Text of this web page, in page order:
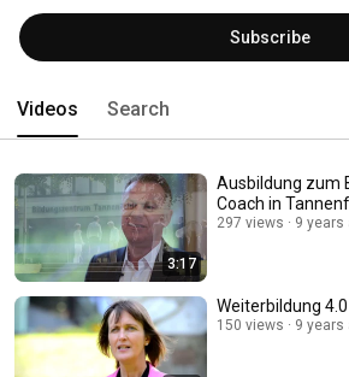
mitten im Zentrum. Denn hier schlägt das Herz
Norddeutschland. Bestens vernetzt und mit über
finden wir die passende Lösung für Ihren Bedarf
Subscribe
Videos Search
3:17
Ausbildung zum
Coach in
297 views 9 years
Weiterbildung
150 views 9 years